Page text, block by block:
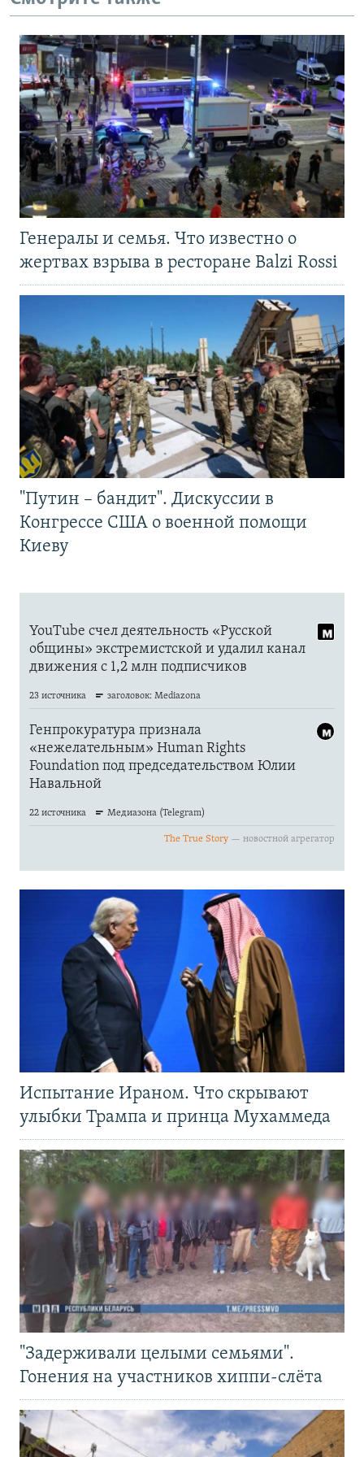
Генералы и семья. Что известно о
жертвах взрыва в ресторане Balzi Rossi
"Путин – бандит". Дискуссии в
Конгрессе США о военной помощи
Киеву
Испытание Ираном. Что скрывают
улыбки Трампа и принца Мухаммеда
"Задерживали целыми семьями".
Гонения на участников хиппи-слёта